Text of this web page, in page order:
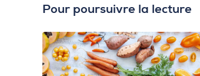
Pour poursuivre la lecture